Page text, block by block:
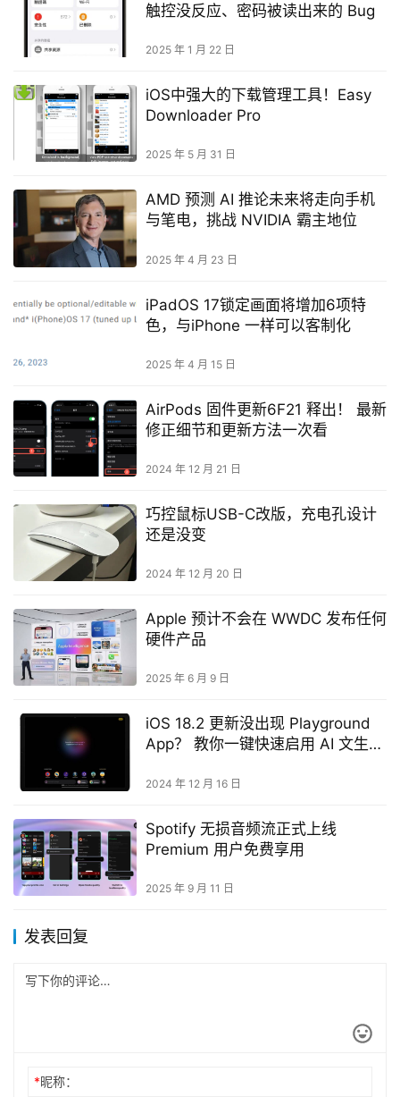
触控没反应、密码被读出来的 Bug
2025 年 1 月 22 日
iOS中强大的下载管理工具！Easy
Downloader Pro
2025 年 5 月 31 日
AMD 预测 AI 推论未来将走向手机
与笔电，挑战 NVIDIA 霸主地位
2025 年 4 月 23 日
iPadOS 17锁定画面将增加6项特
色，与iPhone 一样可以客制化
2025 年 4 月 15 日
AirPods 固件更新6F21 释出！ 最新
修正细节和更新方法一次看
2024 年 12 月 21 日
巧控鼠标USB-C改版，充电孔设计
还是没变
2024 年 12 月 20 日
Apple 预计不会在 WWDC 发布任何
硬件产品
2025 年 6 月 9 日
iOS 18.2 更新没出现 Playground
App？ 教你一键快速启用 AI 文生图
2024 年 12 月 16 日
Spotify 无损音频流正式上线
Premium 用户免费享用
2025 年 9 月 11 日
发表回复
*昵称：